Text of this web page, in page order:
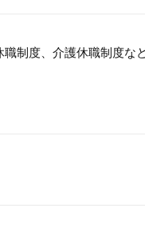
制度、介護休職制度な